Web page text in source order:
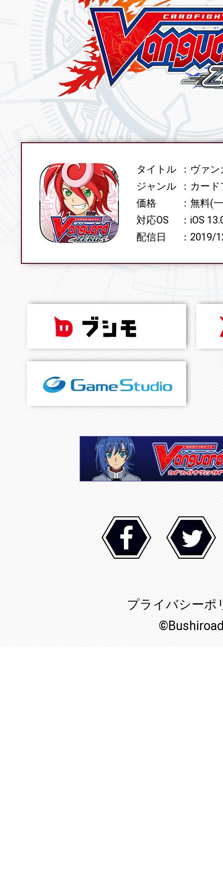
SPECタイトル
ヴァン
ジャンル
カード
価格
無料(
対応OS
iOS
配信日
2019/
プライバシーポ